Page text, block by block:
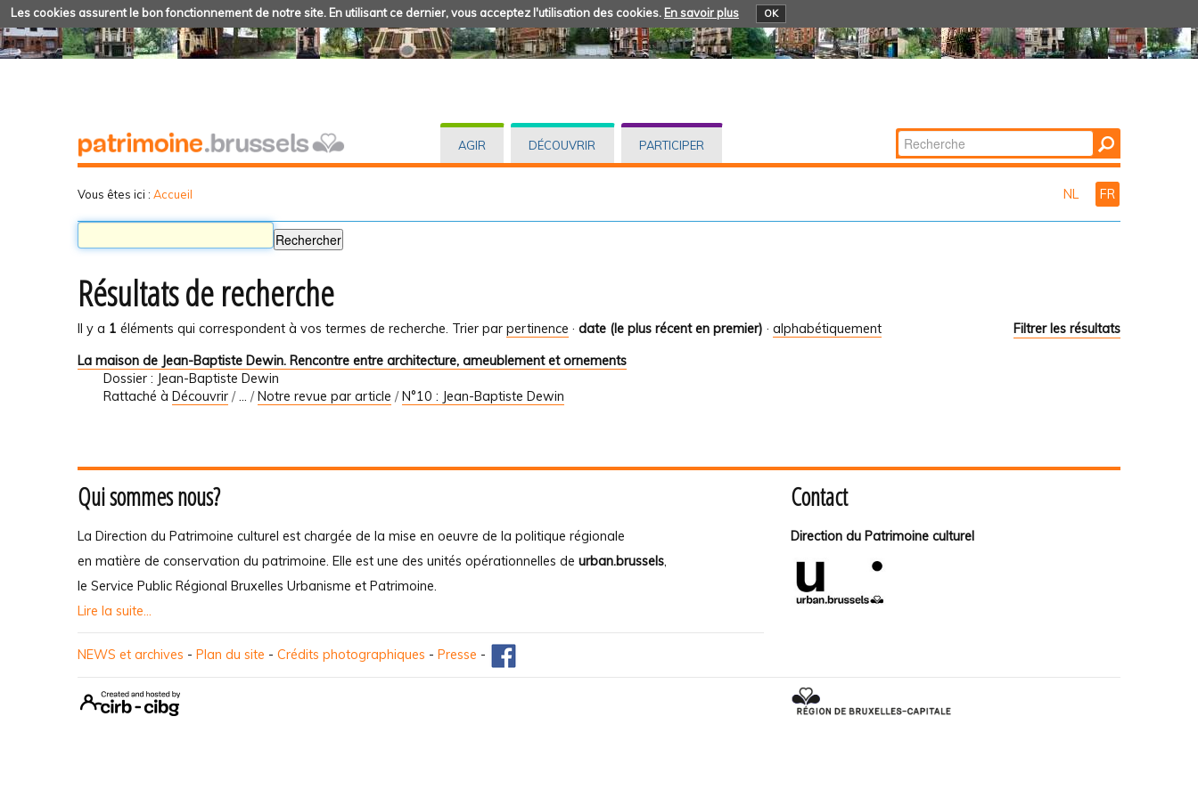
Les cookies assurent le bon fonctionnement de notre site. En utilisant ce dernier, vous acceptez l'utilisation des cookies. En savoir plus OK
AGIR DÉCOUVRIR PARTICIPER Chercher par
Recherche
Vous êtes ici : Accueil NL FR
Résultats de recherche
Il y a 1 éléments qui correspondent à vos termes de recherche. Filtrer les résultats
Trier par pertinence · date (le plus récent en premier) · alphabétiquement
La maison de Jean-Baptiste Dewin. Rencontre entre architecture, ameublement et ornements
Dossier : Jean-Baptiste Dewin
Rattaché à Découvrir /… /Notre revue par article /N°10 : Jean-Baptiste Dewin
Qui sommes nous?
La Direction du Patrimoine culturel est chargée de la mise en oeuvre de la politique régionale
en matière de conservation du patrimoine. Elle est une des unités opérationnelles de urban.brussels,
le Service Public Régional Bruxelles Urbanisme et Patrimoine.
Lire la suite...
Contact
Direction du Patrimoine culturel
NEWS et archives - Plan du site - Crédits photographiques - Presse -